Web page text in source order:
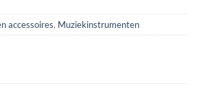
accessoires, Muziekinstrumenten